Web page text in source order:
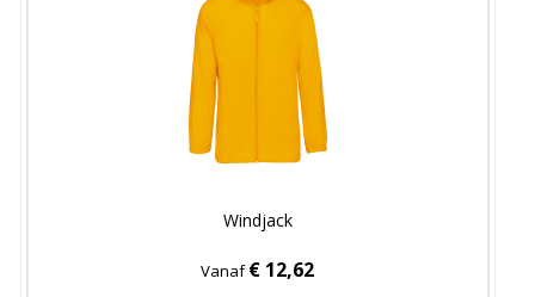
Windjack
Vanaf€ 12,62